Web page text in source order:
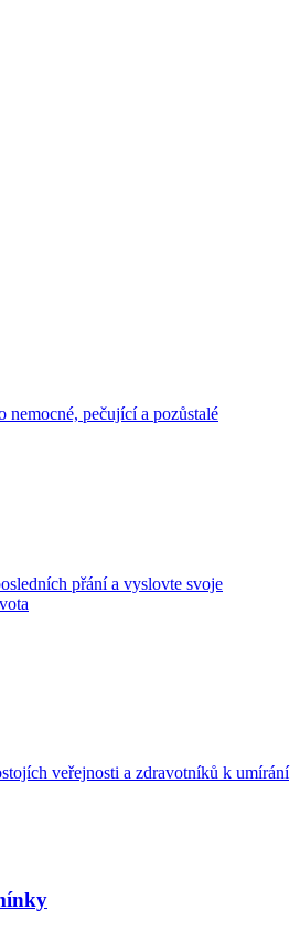
nemocné, pečující a pozůstalé
přání a vyslovte svoje
veřejnosti a zdravotníků k umírání